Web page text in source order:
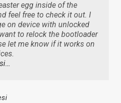
egg inside of the
feel free to check it out. I
on device with unlocked
to relock the bootloader
let me know if it works on